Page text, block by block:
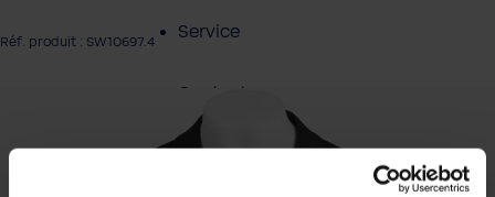
Service
Contact
À propos de BWT
Réf. produit : SW10697.4